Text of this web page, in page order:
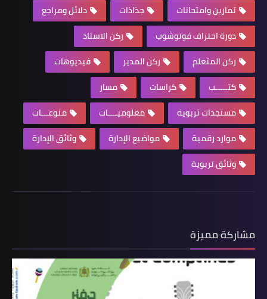
تمارين وامتحانات
جذاذات
دلائل ومراجع
دورة احتراف فوتوشوب
ركن الاستاذ
ركن المتعلم
ركن المدير
فيديوهات
كتـــــب
كراسات
مسار
مستجدات تربوية
معلوميــــات
منوعـــات
موارد رقمية
مواضيع الإدارة
وثائق الإدارة
وثائق تربوية
مشاركة مميزة